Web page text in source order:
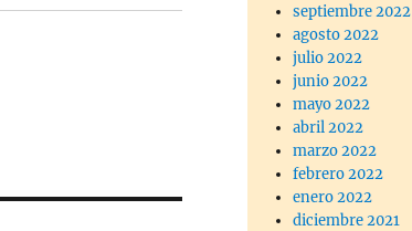
septiembre 2022
agosto 2022
julio 2022
junio 2022
mayo 2022
abril 2022
marzo 2022
febrero 2022
enero 2022
diciembre 2021